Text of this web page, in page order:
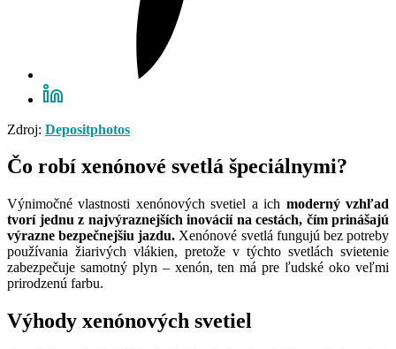
Zdroj: Depositphotos
Čo robí xenónové svetlá špeciálnymi?
Výnimočné vlastnosti xenónových svetiel a ich moderný vzhľad
tvorí jednu z najvýraznejších inovácií na cestách, čím prinášajú
výrazne bezpečnejšiu jazdu. Xenónové svetlá fungujú bez potreby
používania žiarivých vlákien, pretože v týchto svetlách svietenie
zabezpečuje samotný plyn – xenón, ten má pre ľudské oko veľmi
prirodzenú farbu.
Výhody xenónových svetiel